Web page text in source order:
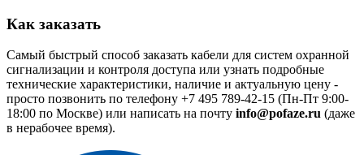
Как заказать
Самый быстрый способ заказать кабели для систем охранной
сигнализации и контроля доступа или узнать подробные
технические характеристики, наличие и актуальную цену -
просто позвонить по телефону +7 495 789-42-15 (Пн-Пт 9:00-
18:00 по Москве) или написать на почту info@pofaze.ru (даже
в нерабочее время).